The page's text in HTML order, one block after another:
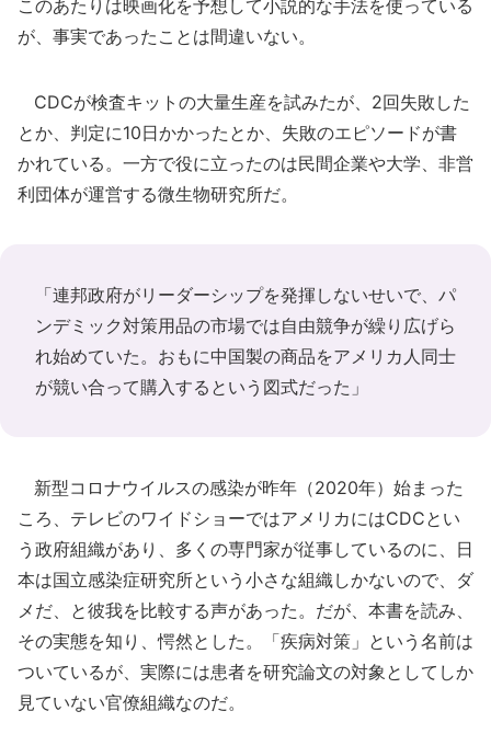
このあたりは映画化を予想して小説的な手法を使っている
が、事実であったことは間違いない。
CDCが検査キットの大量生産を試みたが、2回失敗した
とか、判定に10日かかったとか、失敗のエピソードが書
かれている。一方で役に立ったのは民間企業や大学、非営
利団体が運営する微生物研究所だ。
「連邦政府がリーダーシップを発揮しないせいで、パ
ンデミック対策用品の市場では自由競争が繰り広げら
れ始めていた。おもに中国製の商品をアメリカ人同士
が競い合って購入するという図式だった」
新型コロナウイルスの感染が昨年（2020年）始まった
ころ、テレビのワイドショーではアメリカにはCDCとい
う政府組織があり、多くの専門家が従事しているのに、日
本は国立感染症研究所という小さな組織しかないので、ダ
メだ、と彼我を比較する声があった。だが、本書を読み、
その実態を知り、愕然とした。「疾病対策」という名前は
ついているが、実際には患者を研究論文の対象としてしか
見ていない官僚組織なのだ。